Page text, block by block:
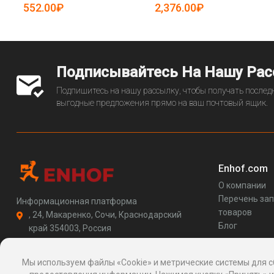
19083675)
552.00₽ 2,376.00₽
Подписывайтесь На Нашу
Подпишитесь на нашу рассылку, чтобы получать
выгодные предложения прямо на ваш почтовый ящик.
Информационная платформа
, 24, Макаренко, Сочи, Краснодарский
край 354003, Россия
http://enhof.com
Enhof.com
О компании
Перечень
товаров
Блог
Мы используем файлы «Cookie» и метрические системы для